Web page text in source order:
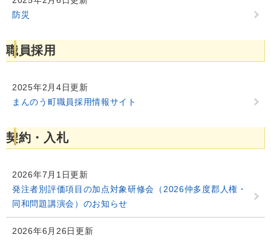
防災
職員採用
2025年2月4日更新
まんのう町職員採用情報サイト
契約・入札
2026年7月1日更新
発注者別評価項目の加点対象研修会（2026仲多度郡人権・
同和問題講演会）のお知らせ
2026年6月26日更新